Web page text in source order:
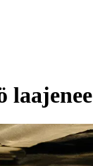
laajenee